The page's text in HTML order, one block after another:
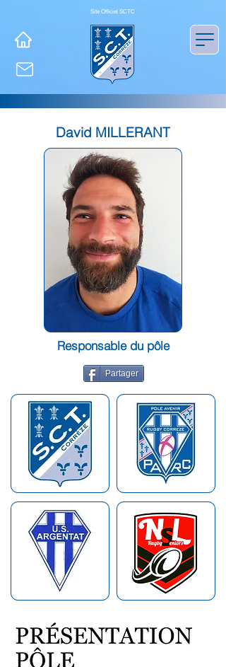
Site Officiel SCTC
David MILLERANT
Responsable du pôle
Partager